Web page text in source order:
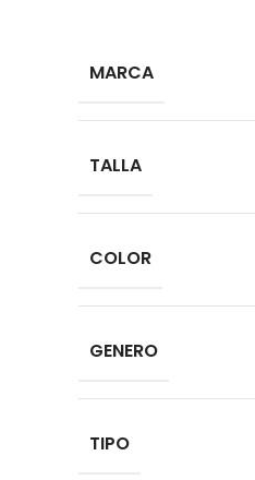
MARCA
TALLA
COLOR
GENERO
TIPO